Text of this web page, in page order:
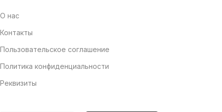
О нас
Контакты
Пользовательское соглашение
Политика конфиденциальности
Реквизиты